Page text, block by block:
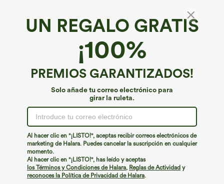
UN REGALO GRATIS
¡100%
PREMIOS GARANTIZADOS!
Solo añade tu correo electrónico para
girar la ruleta.
Al hacer clic en "¡LISTO!", aceptas recibir correos electrónicos de
marketing de Halara. Puedes cancelar la suscripción en cualquier
momento.
Al hacer clic en "¡LISTO!", has leído y aceptas
los Términos y Condiciones de Halara, Reglas de Actividad y
reconoces la Política de Privacidad de Halara.
¡Ups!
No podemos encontrar la página que estás buscando.
Seguir comprando